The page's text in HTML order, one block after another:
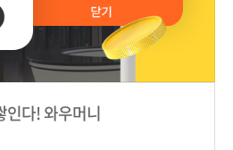
인다! 와우머니